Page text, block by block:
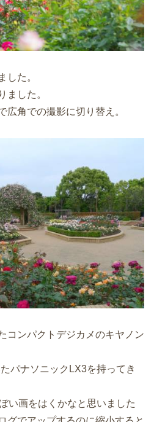
した。
ました。
広角での撮影に切り替え。
コンパクトデジカメのキヤノン
パナソニックLX3を持ってき
い画をはくかなと思いました